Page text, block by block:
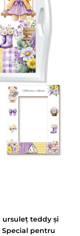
teddy și
Special pentru